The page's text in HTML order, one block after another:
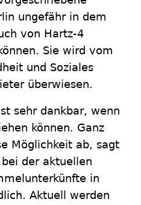
ungefähr in dem
von Hartz-4
Sie wird vom
und Soziales
überwiesen.
sehr dankbar, wenn
können. Ganz
Möglichkeit ab, sagt
der aktuellen
in
Aktuell werden